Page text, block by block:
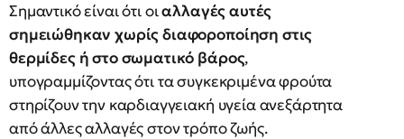
Σημαντικό είναι ότι οιαλλαγές αυτές
σημειώθηκαν χωρίς διαφοροποίηση στις
θερμίδες ή στο σωματικό βάρος,
υπογραμμίζοντας ότι τα συγκεκριμένα φρούτα
στηρίζουν την καρδιαγγειακή υγεία ανεξάρτητα
από άλλες αλλαγές στον τρόπο ζωής.